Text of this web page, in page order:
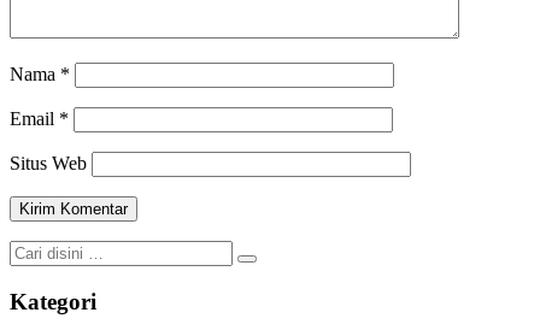
Nama *
Email *
Situs Web
Kategori